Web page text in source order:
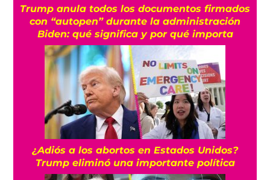
Trump anula todos los documentos firmados
con “autopen” durante la administración
Biden: qué significa y por qué importa
¿Adiós a los abortos en Estados Unidos?
Trump eliminó una importante política